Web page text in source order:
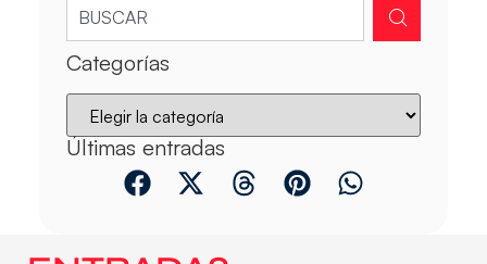
Categorías
Últimas entradas